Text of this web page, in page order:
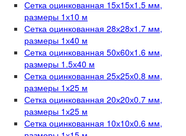
Сетка оцинкованная 15х15х1.5 мм,
размеры 1х10 м
Сетка оцинкованная 28х28х1.7 мм,
размеры 1х40 м
Сетка оцинкованная 50х60х1.6 мм,
размеры 1.5х40 м
Сетка оцинкованная 25х25х0.8 мм,
размеры 1х25 м
Сетка оцинкованная 20х20х0.7 мм,
размеры 1х25 м
Сетка оцинкованная 10х10х0.6 мм,